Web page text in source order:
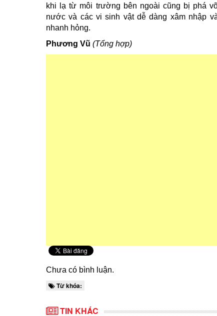
khi lạ từ môi trường bên ngoài cũng bị phá
nước và các vi sinh vật dễ dàng xâm nhập
nhanh hỏng.
Phương Vũ (Tổng hợp)
Chưa có bình luận.
Từ khóa:
TIN KHÁC